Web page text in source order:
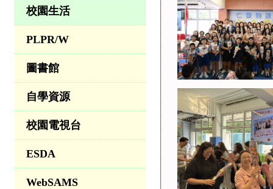
校園生活
PLPR/W
圖書館
自學資源
校園電視台
ESDA
WebSAMS